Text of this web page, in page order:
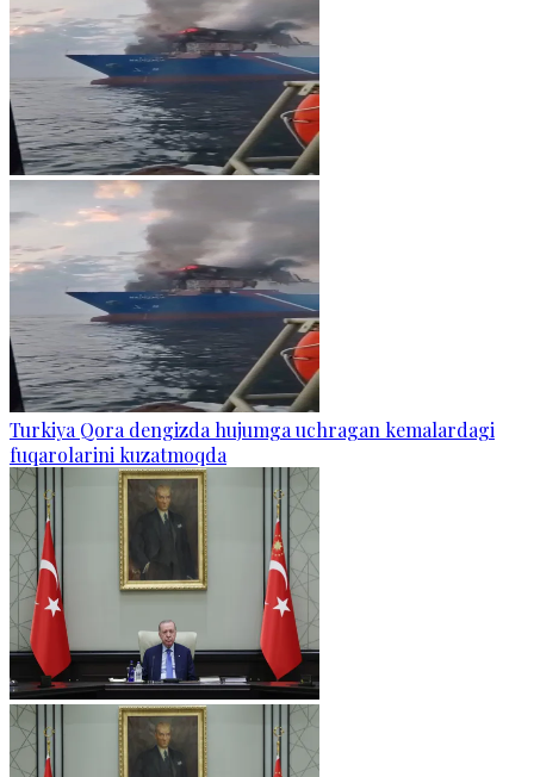
Turkiya Qora dengizda hujumga uchragan kemalardagi
fuqarolarini kuzatmoqda